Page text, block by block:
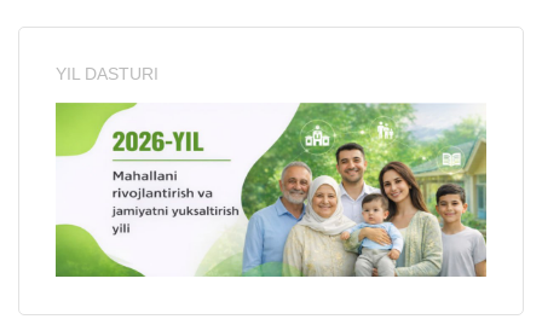
YIL DASTURI